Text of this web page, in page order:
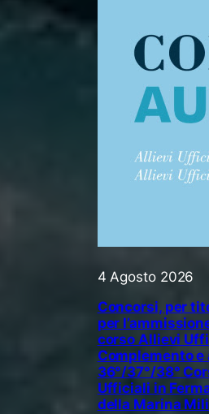
4 Agosto 2026
Concorsi, per
per
corso Allievi
Complemento e
36°/37°/38°
Ufficiali in
della Marina